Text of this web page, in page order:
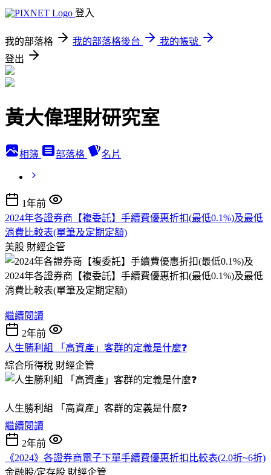
登入
我的部落格 我的部落格後台
我的帳號
登出
黃大偉理財研究室
相簿 部落格 名片
1年前
2024年各證券商【複委託】手續費優惠折扣(最低0.1%)及最低
消費比較表(單筆及定期定額)
美股 財經企管
2024年各證券商【複委託】手續費優惠折扣(最低0.1%)及最低
消費比較表(單筆及定期定額)
繼續閱讀
2年前
人生勝利組 「高資產」客群的定義是什麼❓
綜合所得稅 財經企管
人生勝利組 「高資產」客群的定義是什麼❓
繼續閱讀
2年前
《2024》各證券商電子下單手續費優惠折扣比較表(2.0折~6折)
金融股/定存股 財經企管